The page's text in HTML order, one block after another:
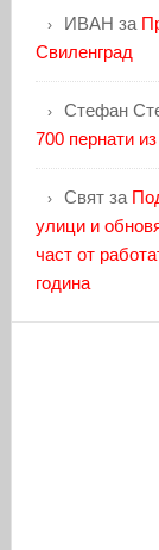
ИВАН за
Свиленград
Стефан
700 пернати
Святза
улици и
част от
година